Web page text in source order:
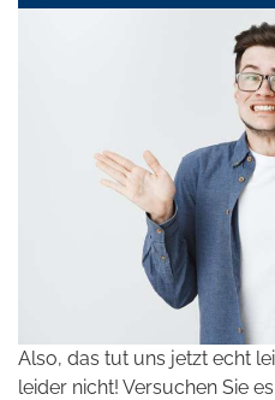
Also, das tut uns jetzt echt
leider nicht! Versuchen Sie